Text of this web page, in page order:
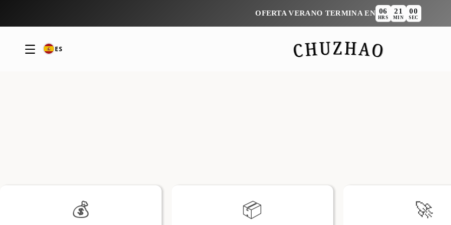
OFERTA VERANO TERMINA EN 06
HRS
21
MIN
00
SEC
ES
💰 📦 🚀